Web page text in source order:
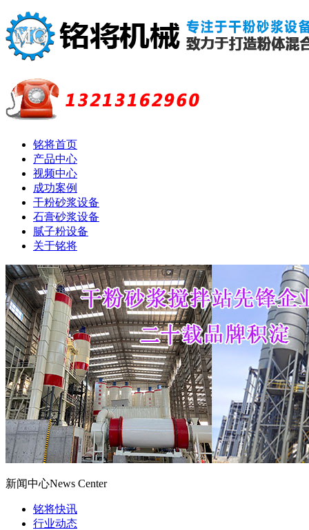
铭将首页
产品中心
视频中心
成功案例
干粉砂浆设备
石膏砂浆设备
腻子粉设备
关于铭将
新闻中心News Center
铭将快讯
行业动态